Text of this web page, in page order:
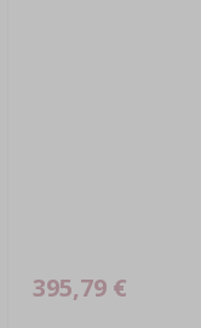
395,79 €